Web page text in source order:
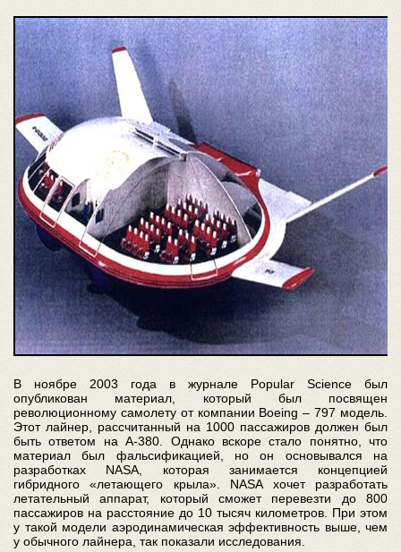
В ноябре 2003 года в журнале Popular Science был
опубликован материал, который был посвящен
революционному самолету от компании Boeing – 797 модель.
Этот лайнер, рассчитанный на 1000 пассажиров должен был
быть ответом на А-380. Однако вскоре стало понятно, что
материал был фальсификацией, но он основывался на
разработках NASA, которая занимается концепцией
гибридного «летающего крыла». NASA хочет разработать
летательный аппарат, который сможет перевезти до 800
пассажиров на расстояние до 10 тысяч километров. При этом
у такой модели аэродинамическая эффективность выше, чем
у обычного лайнера, так показали исследования.